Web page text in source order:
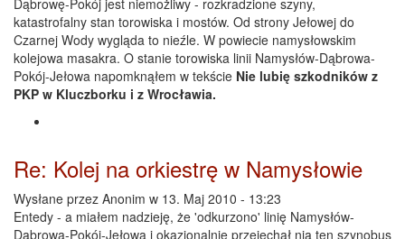
Dąbrowę-Pokój jest niemożliwy - rozkradzione szyny,
katastrofalny stan torowiska i mostów. Od strony Jełowej do
Czarnej Wody wygląda to nieźle. W powiecie namysłowskim
kolejowa masakra. O stanie torowiska linii Namysłów-Dąbrowa-
Pokój-Jełowa napomknąłem w tekście Nie lubię szkodników z
PKP w Kluczborku i z Wrocławia.
Re: Kolej na orkiestrę w Namysłowie
Wysłane przez Anonim w 13. Maj 2010 - 13:23
Entedy - a miałem nadzieję, że 'odkurzono' linię Namysłów-
Dąbrowa-Pokój-Jełowa i okazjonalnie przejechał nią ten szynobus